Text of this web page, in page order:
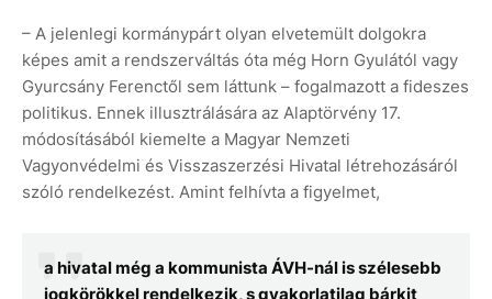
– A jelenlegi kormánypárt olyan elvetemült dolgokra
képes amit a rendszerváltás óta még Horn Gyulától vagy
Gyurcsány Ferenctől sem láttunk – fogalmazott a fideszes
politikus. Ennek illusztrálására az Alaptörvény 17.
módosításából kiemelte a Magyar Nemzeti
Vagyonvédelmi és Visszaszerzési Hivatal létrehozásáról
szóló rendelkezést. Amint felhívta a figyelmet,
a hivatal még a kommunista ÁVH-nál is szélesebb
jogkörökkel rendelkezik, s gyakorlatilag bárkit